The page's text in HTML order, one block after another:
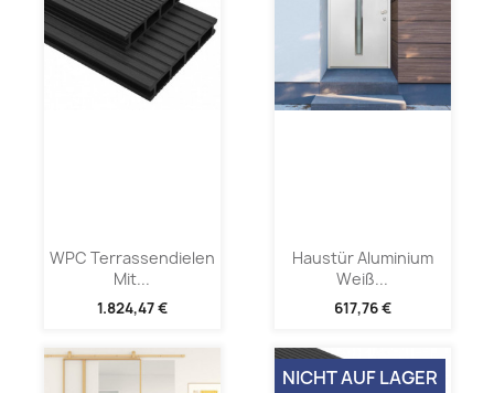
WPC Terrassendielen
Mit...
1.824,47 €
Haustür Aluminium
Weiß...
617,76 €
NICHT AUF LAGER